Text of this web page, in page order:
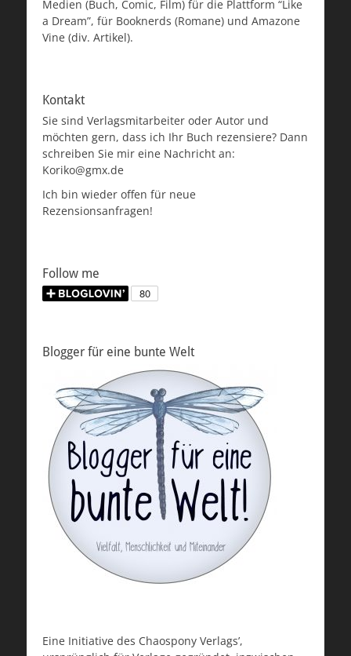
Medien (Buch, Comic, Film) für die Plattform “Like
a Dream”, für Booknerds (Romane) und Amazone
Vine (div. Artikel).
Kontakt
Sie sind Verlagsmitarbeiter oder Autor und
möchten gern, dass ich Ihr Buch rezensiere? Dann
schreiben Sie mir eine Nachricht an:
Koriko@gmx.de
Ich bin wieder offen für neue
Rezensionsanfragen!
Follow me
Blogger für eine bunte Welt
Eine Initiative des Chaospony Verlags’,